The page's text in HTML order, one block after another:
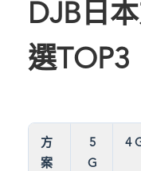
DJB日
選TOP3
方
案
5
G
4